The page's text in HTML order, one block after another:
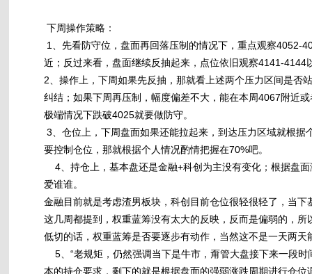
下周操作策略：
1、先看防守位，盘面再回落压制的情况下，重点观察4052-
近；反过来看，盘面继续反抽起来，点位依旧观察4141-4144
2、操作上，下周如果先反抽，那就看上述两个压力区间是否
纠结；如果下周再压制，幅度偏差不大，能在本周4067附近
极端情况下跌破4025就要做防守。
3、仓位上，下周盘面如果还能拉起来，到达压力区域就根
要控制仓位，那就根据个人情况酌情把握在70%吧。
4、持仓上，基本盘还是金融+科创为主没有变化；根据盘
爱谁谁。
金融目前就是考虑渣男板块，科创目前仓位很轻很轻了，当下
这几周都提到，权重蓝筹没有太大的反映，反而是偏弱的，
低切的话，权重蓝筹是否要逐步有动作，当然这不是一天两
5、“老规矩，仍然强调当下是牛市，甭管大盘接下来一段
本的持仓要求，剩下的就是根据盘面的强弱涨跌周期进行仓